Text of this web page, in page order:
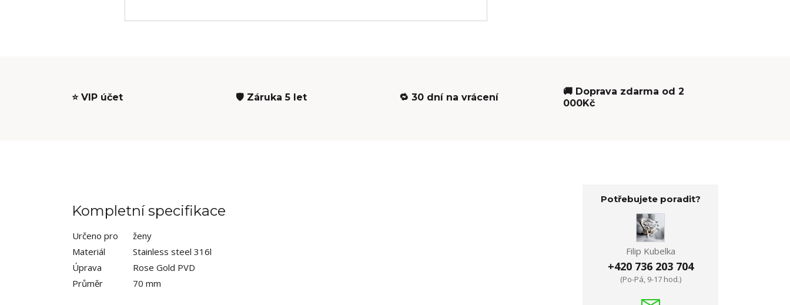
⭐ VIP účet 🛡️ Záruka 5 let 🔁 30 dní na vrácení
🚚 Doprava zdarma od 2
000Kč
Kompletní specifikace
Určeno pro
ženy
Materiál
Stainless steel 316l
Úprava
Rose Gold PVD
Průměr
70 mm
Potřebujete poradit?
Filip Kubelka
+420 736 203 704
(Po-Pá, 9-17 hod.)